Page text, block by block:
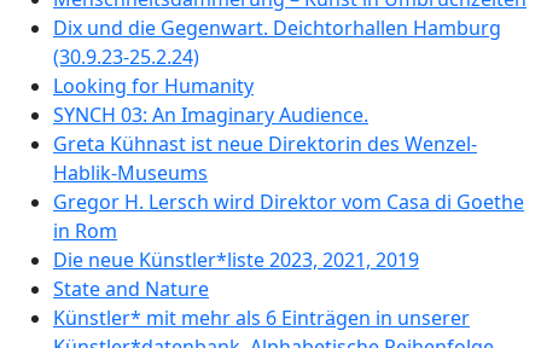
Dix und die Gegenwart. Deichtorhallen Hamburg
(30.9.23-25.2.24)
Looking for Humanity
SYNCH 03: An Imaginary Audience.
Greta Kühnast ist neue Direktorin des Wenzel-
Hablik-Museums
Gregor H. Lersch wird Direktor vom Casa di Goethe
in Rom
Die neue Künstler*liste 2023, 2021, 2019
State and Nature
Künstler* mit mehr als 6 Einträgen in unserer